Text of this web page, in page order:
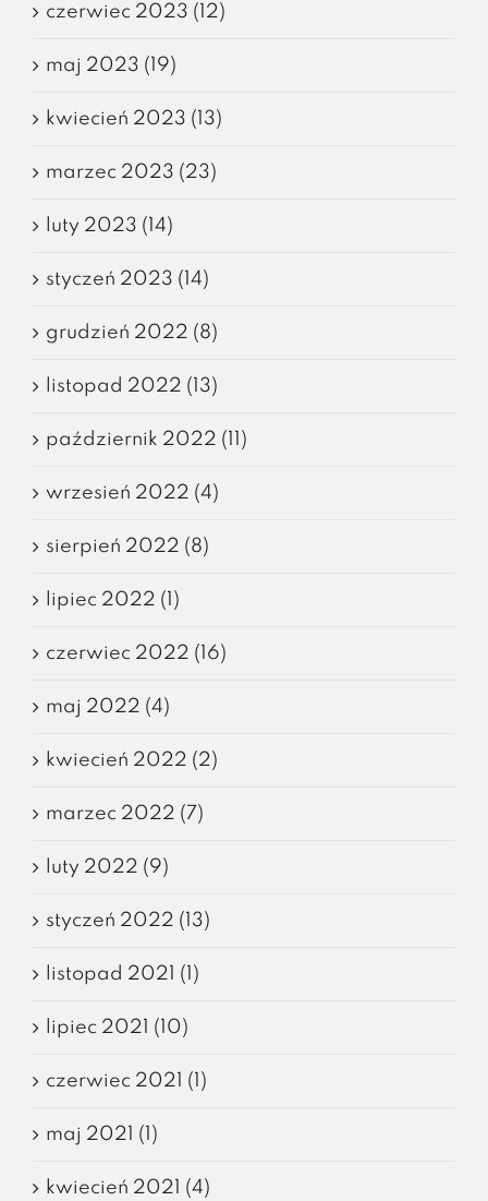
czerwiec 2023 (12)
maj 2023 (19)
kwiecień 2023 (13)
marzec 2023 (23)
luty 2023 (14)
styczeń 2023 (14)
grudzień 2022 (8)
listopad 2022 (13)
październik 2022 (11)
wrzesień 2022 (4)
sierpień 2022 (8)
lipiec 2022 (1)
czerwiec 2022 (16)
maj 2022 (4)
kwiecień 2022 (2)
marzec 2022 (7)
luty 2022 (9)
styczeń 2022 (13)
listopad 2021 (1)
lipiec 2021 (10)
czerwiec 2021 (1)
maj 2021 (1)
kwiecień 2021 (4)